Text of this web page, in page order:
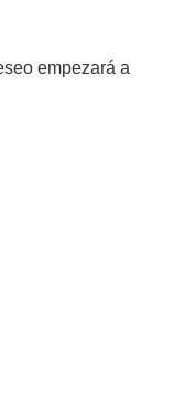
empezará a